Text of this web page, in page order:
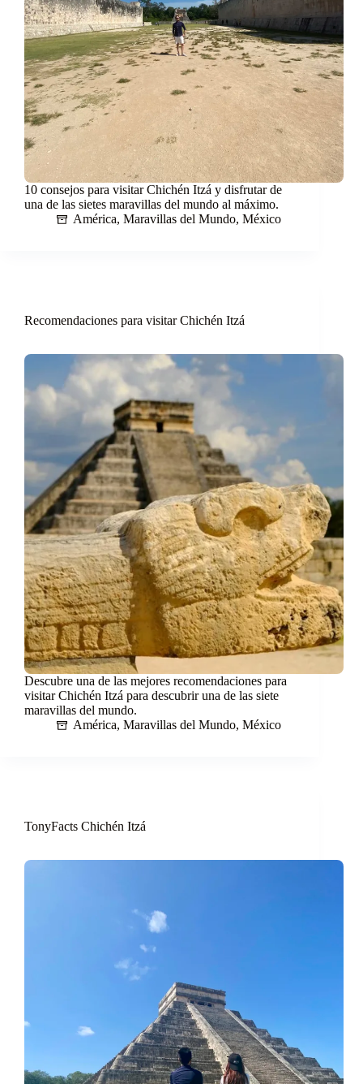
10 consejos para visitar Chichén Itzá y disfrutar de
una de las sietes maravillas del mundo al máximo.
América, Maravillas del Mundo, México
Recomendaciones para visitar Chichén Itzá
Descubre una de las mejores recomendaciones para
visitar Chichén Itzá para descubrir una de las siete
maravillas del mundo.
América, Maravillas del Mundo, México
TonyFacts Chichén Itzá